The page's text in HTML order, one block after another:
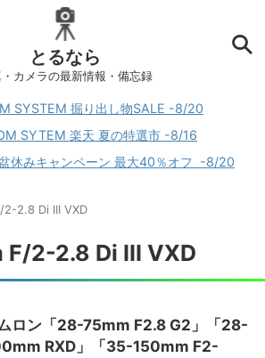
とるなら
カメラの最新情報・備忘録
SYSTEM 掘り出し物SALE -8/20
SYTEM 楽天 夏の特選市 -8/16
休みキャンペーン 最大40％オフ -8/20
2.8 Di III VXD
2-2.8 Di III VXD
ロン「28-75mm F2.8 G2」「28-
RXD」「35-150mm F2-